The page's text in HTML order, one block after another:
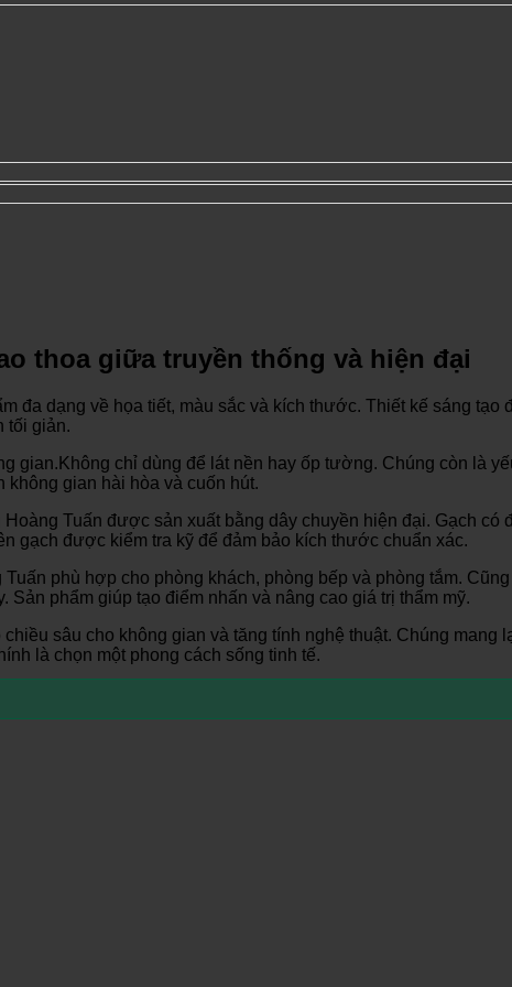
thoa giữa truyền thống và hiện đại
đa dạng về họa tiết, màu sắc và kích thước. Thiết kế sáng
tối giản.
gian.Không chỉ dùng để lát nền hay ốp tường. Chúng còn là
không gian hài hòa và cuốn hút.
Tuấn được sản xuất bằng dây chuyền hiện đại. Gạch
gạch được kiểm tra kỹ để đảm bảo kích thước chuẩn xác.
phù hợp cho phòng khách, phòng bếp và phòng tắm.
phẩm giúp tạo điểm nhấn và nâng cao giá trị thẩm mỹ.
sâu cho không gian và tăng tính nghệ thuật. Chúng
là chọn một phong cách sống tinh tế.